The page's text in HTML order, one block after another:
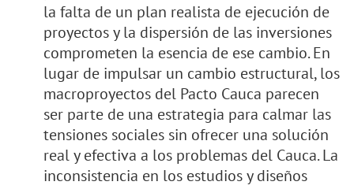
la falta de un plan realista de ejecución de
proyectos y la dispersión de las inversiones
comprometen la esencia de ese cambio. En
lugar de impulsar un cambio estructural, los
macroproyectos del Pacto Cauca parecen
ser parte de una estrategia para calmar las
tensiones sociales sin ofrecer una solución
real y efectiva a los problemas del Cauca. La
inconsistencia en los estudios y diseños